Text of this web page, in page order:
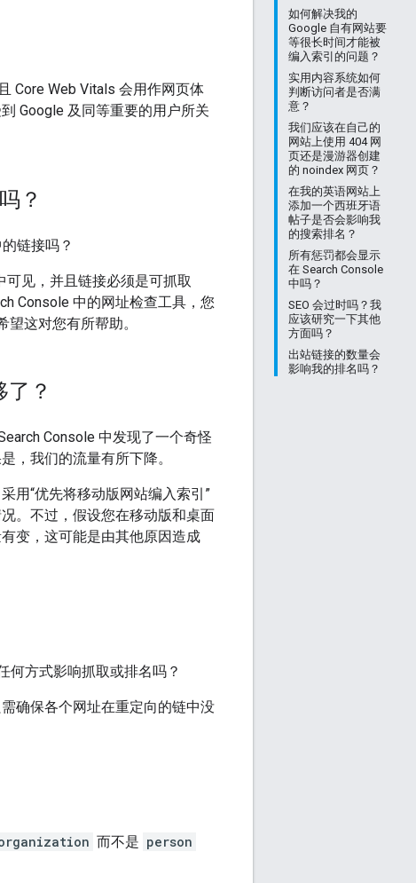
如何解决我的
Google 自有网站要
等很长时间才能被
编入索引的问题？
实用内容系统如何
判断访问者是否满
意？
我们应该在自己的
网站上使用 404 网
页还是漫游器创建
的 noindex 网页？
在我的英语网站上
添加一个西班牙语
帖子是否会影响我
的搜索排名？
所有惩罚都会显示
在 Search Console
中吗？
SEO 会过时吗？我
应该研究一下其他
方面吗？
出站链接的数量会
影响我的排名吗？
Core Web Vitals 会用作网页体
Google 及同等重要的用户所关
？
链接吗？
可见，并且链接必须是可抓取
Console 中的网址检查工具，您
这对您有所帮助。
？
Console 中发现了一个奇怪
，我们的流量有所下降。
用“优先将移动版网站编入索引”
。不过，假设您在移动版和桌面
变，这可能是由其他原因造成
何方式影响抓取或排名吗？
确保各个网址在重定向的链中没
而不是 person